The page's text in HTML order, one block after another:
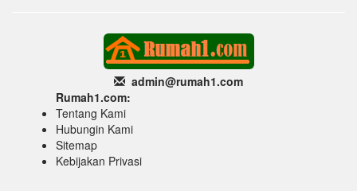
admin@rumah1.com
Rumah1.com:
Tentang Kami
Hubungin Kami
Sitemap
Kebijakan Privasi